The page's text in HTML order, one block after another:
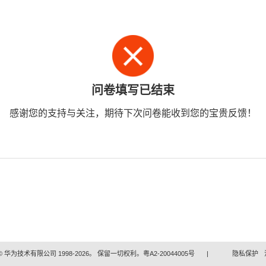
问卷填写已结束
感谢您的支持与关注，期待下次问卷能收到您的宝贵反馈！
华为技术有限公司 1998-2026。 保留一切权利。粤A2-20044005号 | 隐私保护